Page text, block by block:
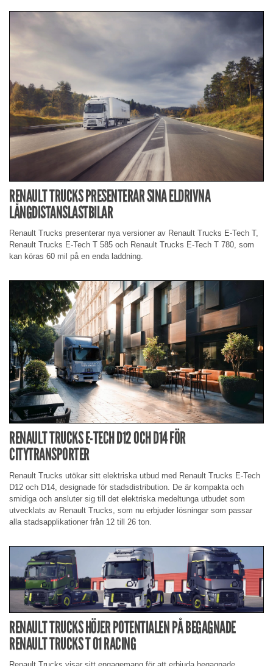
RENAULT TRUCKS PRESENTERAR SINA ELDRIVNA
LÅNGDISTANSLASTBILAR
Renault Trucks presenterar nya versioner av Renault Trucks E-Tech T,
Renault Trucks E-Tech T 585 och Renault Trucks E-Tech T 780, som
kan köras 60 mil på en enda laddning.
RENAULT TRUCKS E-TECH D12 OCH D14 FÖR
CITYTRANSPORTER
Renault Trucks utökar sitt elektriska utbud med Renault Trucks E-Tech
D12 och D14, designade för stadsdistribution. De är kompakta och
smidiga och ansluter sig till det elektriska medeltunga utbudet som
utvecklats av Renault Trucks, som nu erbjuder lösningar som passar
alla stadsapplikationer från 12 till 26 ton.
RENAULT TRUCKS HÖJER POTENTIALEN PÅ BEGAGNADE
RENAULT TRUCKS T 01 RACING